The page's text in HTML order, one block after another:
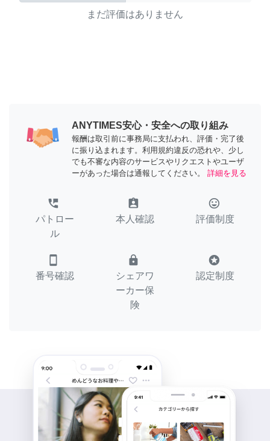
まだ評価はありません
ANYTIMES安心・安全への取り組み
報酬は取引前に事務局に支払われ、評価・完了後
に振り込まれます。利用規約違反の恐れや、少し
でも不審な内容のサービスやリクエストやユーザ
ーがあった場合は通報してください。
詳細を見る
perm_phone_msg
パトロー
ル
assignment_ind
本人確認
tag_faces
評価制度
smartphone
番号確認
lock
シェアワ
ーカー保
険
stars
認定制度